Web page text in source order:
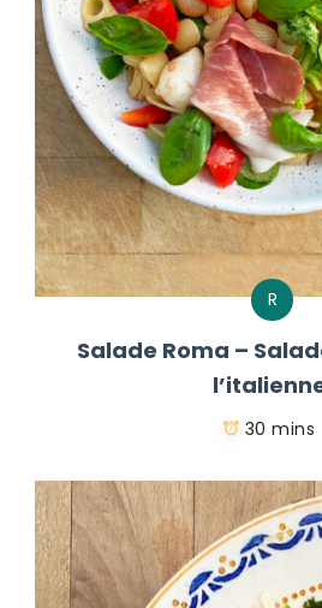
R
Salade Roma –
30 mins